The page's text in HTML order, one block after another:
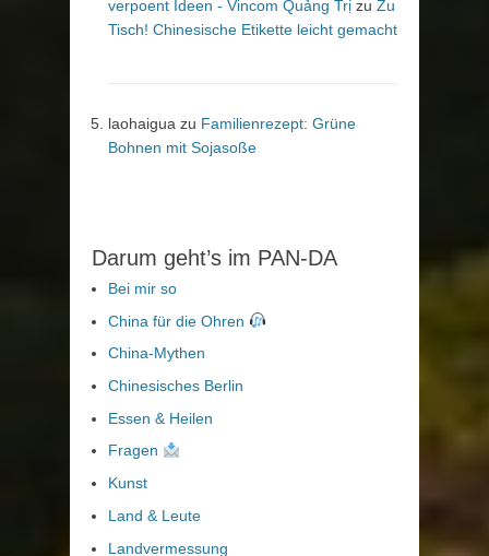
verpoent Ideen - Vincom Quảng Trị zu Zu
Tisch! Chinesische Etikette leicht gemacht
laohaigua zu Familienrezept: Grüne
Bohnen mit Sojasoße
Darum geht’s im PAN-DA
Bei mir so
China für die Ohren
China-Mythen
Chinesisches Berlin
Essen & Heilen
Fragen
Kunst
Land & Leute
Landvermessung